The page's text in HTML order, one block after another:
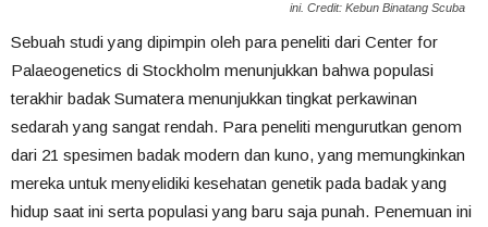
ini. Credit: Kebun Binatang Scuba
Sebuah studi yang dipimpin oleh para peneliti dari Center for
Palaeogenetics di Stockholm menunjukkan bahwa populasi
terakhir badak Sumatera menunjukkan tingkat perkawinan
sedarah yang sangat rendah. Para peneliti mengurutkan genom
dari 21 spesimen badak modern dan kuno, yang memungkinkan
mereka untuk menyelidiki kesehatan genetik pada badak yang
hidup saat ini serta populasi yang baru saja punah. Penemuan ini